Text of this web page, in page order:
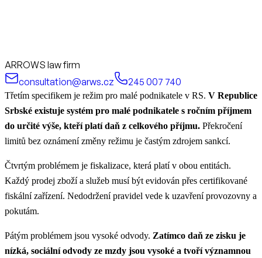
ARROWS law firm
consultation@arws.cz
245 007 740
Třetím specifikem je režim pro malé podnikatele v RS. V Republice
Srbské existuje systém pro malé podnikatele s ročním příjmem
do určité výše, kteří platí daň z celkového příjmu. Překročení
limitů bez oznámení změny režimu je častým zdrojem sankcí.
Čtvrtým problémem je fiskalizace, která platí v obou entitách.
Každý prodej zboží a služeb musí být evidován přes certifikované
fiskální zařízení. Nedodržení pravidel vede k uzavření provozovny a
pokutám.
Pátým problémem jsou vysoké odvody. Zatímco daň ze zisku je
nízká, sociální odvody ze mzdy jsou vysoké a tvoří významnou